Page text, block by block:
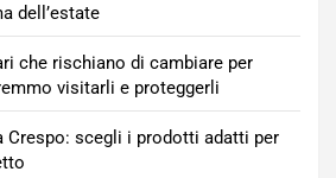
dell’estate
che rischiano di cambiare per
visitarli e proteggerli
Crespo: scegli i prodotti adatti per